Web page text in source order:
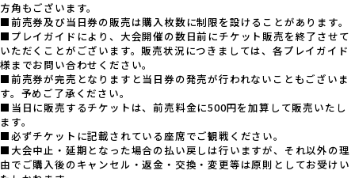
方角もございます。
■前売券及び当日券の販売は購入枚数に制限を設けることがあります。
■プレイガイドにより、大会開催の数日前にチケット販売を終了させて
いただくことがございます。販売状況につきましては、各プレイガイド
様までお問い合わせください。
■前売券が完売となりますと当日券の発売が行われないこともございま
す。予めご了承ください。
■当日に販売するチケットは、前売料金に500円を加算して販売いたし
ます。
■必ずチケットに記載されている座席でご観戦ください。
■大会中止・延期となった場合の払い戻しは行いますが、それ以外の理
由でご購入後のキャンセル・返金・交換・変更等は原則としてお受けい